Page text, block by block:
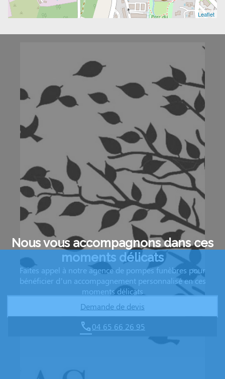
Leaflet
Nous vous accompagnons dans ces
moments délicats
Faites appel à notre agence de pompes funèbres pour
bénéficier d’un accompagnement personnalisé en ces
moments délicats
Demande de devis
04 65 66 26 95